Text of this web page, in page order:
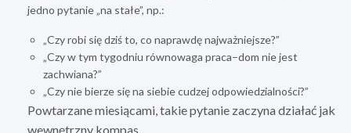
jedno pytanie „na stałe”, np.:
„Czy robi się dziś to, co naprawdę najważniejsze?”
„Czy w tym tygodniu równowaga praca–dom nie jest
zachwiana?”
„Czy nie bierze się na siebie cudzej odpowiedzialności?”
Powtarzane miesiącami, takie pytanie zaczyna działać jak
wewnętrzny kompas.